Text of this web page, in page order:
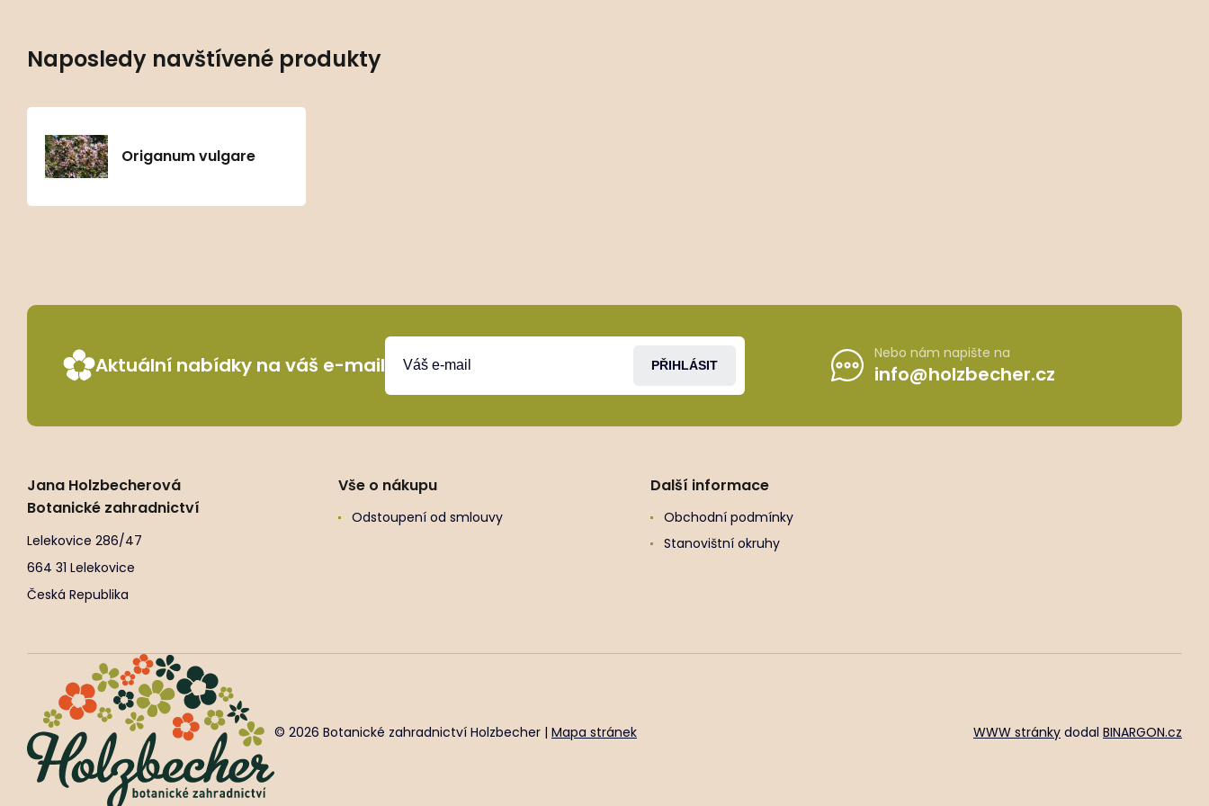
Naposledy navštívené produkty
Origanum vulgare
Aktuální nabídky na váš e-mail PŘIHLÁSIT
Nebo nám napište na
info@holzbecher.cz
Jana Holzbecherová
Botanické zahradnictví
Lelekovice 286/47
664 31 Lelekovice
Česká Republika
Vše o nákupu
Odstoupení od smlouvy
Další informace
Obchodní podmínky
Stanovištní okruhy
© 2026 Botanické zahradnictví Holzbecher | Mapa stránek WWW stránky dodal BINARGON.cz